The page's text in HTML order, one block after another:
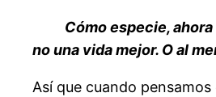
Cómo especie,
no una vida mejor. O al
Así que cuando